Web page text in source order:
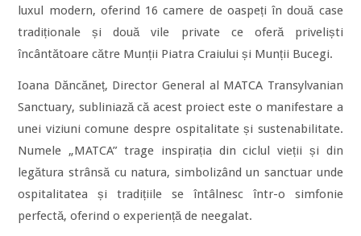
luxul modern, oferind 16 camere de oaspeți în două case
tradiționale și două vile private ce oferă priveliști
încântătoare către Munții Piatra Craiului și Munții Bucegi.
Ioana Dăncăneț, Director General al MATCA Transylvanian
Sanctuary, subliniază că acest proiect este o manifestare a
unei viziuni comune despre ospitalitate și sustenabilitate.
Numele „MATCA” trage inspirația din ciclul vieții și din
legătura strânsă cu natura, simbolizând un sanctuar unde
ospitalitatea și tradițiile se întâlnesc într-o simfonie
perfectă, oferind o experiență de neegalat.